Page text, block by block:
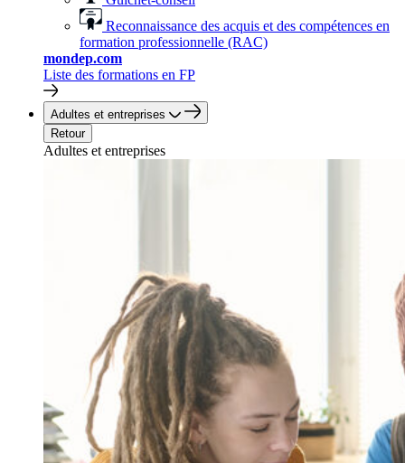
Reconnaissance des acquis et des compétences en
formation professionnelle (RAC)
mondep.com
Liste des formations en FP
Adultes et entreprises
Retour
Adultes et entreprises